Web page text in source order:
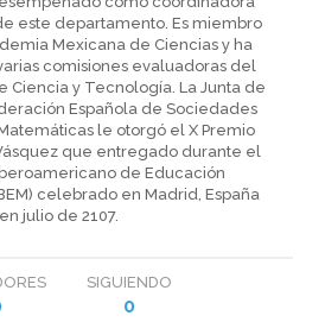
este departamento. Es miembro
Mexicana de Ciencias y ha
comisiones evaluadoras del
Ciencia y Tecnología. La Junta de
Española de Sociedades
le otorgó el X Premio
que entregado durante el
de Educación
celebrado en Madrid, España
en julio de 2107.
SIGUIENDO
0